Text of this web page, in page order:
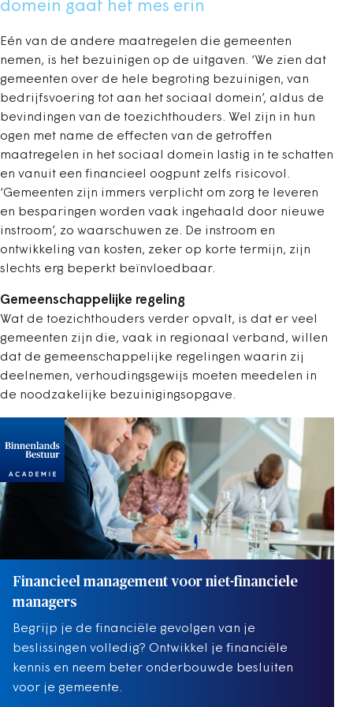
domein gaat het mes erin
Eén van de andere maatregelen die gemeenten
nemen, is het bezuinigen op de uitgaven. ‘We zien dat
gemeenten over de hele begroting bezuinigen, van
bedrijfsvoering tot aan het sociaal domein’, aldus de
bevindingen van de toezichthouders. Wel zijn in hun
ogen met name de effecten van de getroffen
maatregelen in het sociaal domein lastig in te schatten
en vanuit een financieel oogpunt zelfs risicovol.
‘Gemeenten zijn immers verplicht om zorg te leveren
en besparingen worden vaak ingehaald door nieuwe
instroom’, zo waarschuwen ze. De instroom en
ontwikkeling van kosten, zeker op korte termijn, zijn
slechts erg beperkt beïnvloedbaar.
Gemeenschappelijke regeling
Wat de toezichthouders verder opvalt, is dat er veel
gemeenten zijn die, vaak in regionaal verband, willen
dat de gemeenschappelijke regelingen waarin zij
deelnemen, verhoudingsgewijs moeten meedelen in
de noodzakelijke bezuinigingsopgave.
Financieel management voor niet-financiele
managers
Begrijp je de financiële gevolgen van je
beslissingen volledig? Ontwikkel je financiële
kennis en neem beter onderbouwde besluiten
voor je gemeente.